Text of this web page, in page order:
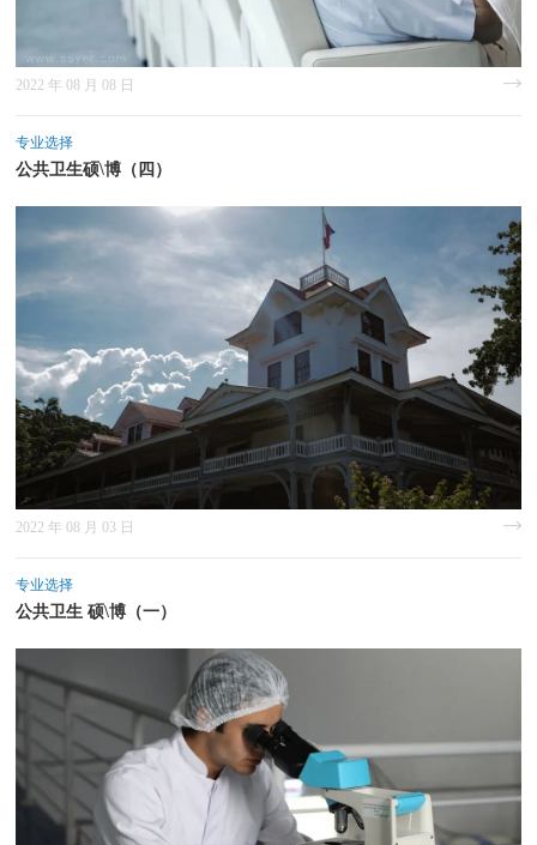
2022 年 08 月 08 日
专业选择
公共卫生硕\博（四）
2022 年 08 月 03 日
专业选择
公共卫生 硕\博（一）